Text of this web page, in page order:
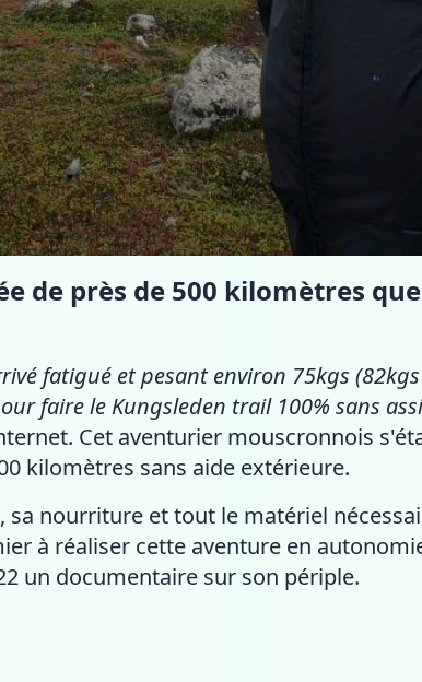
de près de 500 kilomètres
fatigué et pesant environ 75kgs
faire le Kungsleden trail 100% sans
Cet aventurier mouscronnois
kilomètres sans aide extérieure.
sa nourriture et tout le matériel
à réaliser cette aventure en
un documentaire sur son périple.